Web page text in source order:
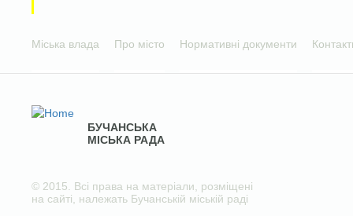
Міська влада Про місто Нормативні документи
БУЧАНСЬКА
МІСЬКА РАДА
© 2015. Всі права на матеріали, розміщені
на сайті, належать Бучанській міській раді